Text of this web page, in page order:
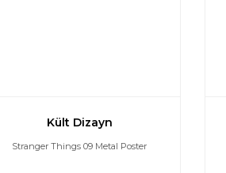
Kült Dizayn
Stranger Things 09 Metal Poster